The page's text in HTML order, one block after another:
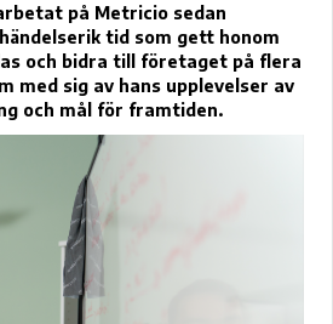
på Metricio sedan
tid som gett honom
och bidra till företaget på flera
med sig av hans upplevelser av
och mål för framtiden.